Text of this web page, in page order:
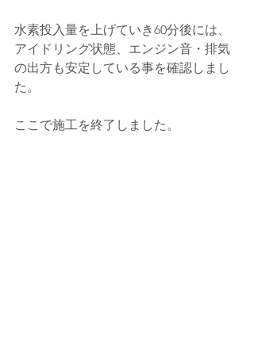
水素投入量を上げていき60分後には、
アイドリング状態、エンジン音・排気
の出方も安定している事を確認しまし
た。
ここで施工を終了しました。